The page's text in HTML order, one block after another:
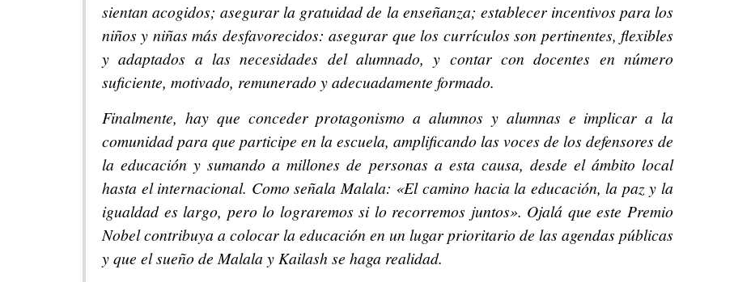
sientan acogidos; asegurar la gratuidad de la enseñanza; establecer incentivos para los
niños y niñas más desfavorecidos: asegurar que los currículos son pertinentes, flexibles
y adaptados a las necesidades del alumnado, y contar con docentes en número
suficiente, motivado, remunerado y adecuadamente formado.
Finalmente, hay que conceder protagonismo a alumnos y alumnas e implicar a la
comunidad para que participe en la escuela, amplificando las voces de los defensores de
la educación y sumando a millones de personas a esta causa, desde el ámbito local
hasta el internacional. Como señala Malala: «El camino hacia la educación, la paz y la
igualdad es largo, pero lo lograremos si lo recorremos juntos». Ojalá que este Premio
Nobel contribuya a colocar la educación en un lugar prioritario de las agendas públicas
y que el sueño de Malala y Kailash se haga realidad.